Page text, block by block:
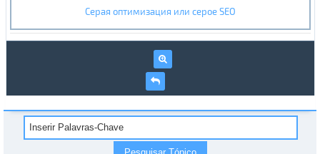
Серая оптимизация или серое SEO